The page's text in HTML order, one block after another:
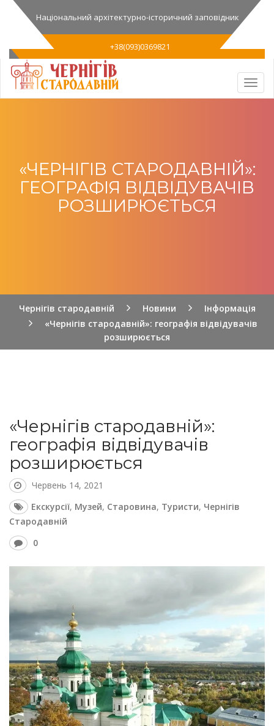
Національний архітектурно-історичний заповідник
+38(093)0369821
«ЧЕРНІГІВ СТАРОДАВНІЙ»:
ГЕОГРАФІЯ ВІДВІДУВАЧІВ
РОЗШИРЮЄТЬСЯ
Чернігів стародавній Новини
Інформація
«Чернігів стародавній»: географія відвідувачів
розширюється
«Чернігів стародавній»:
географія відвідувачів
розширюється
Червень 14, 2021
Екскурсії, Музей, Старовина, Туристи, Чернігів
Стародавній
0